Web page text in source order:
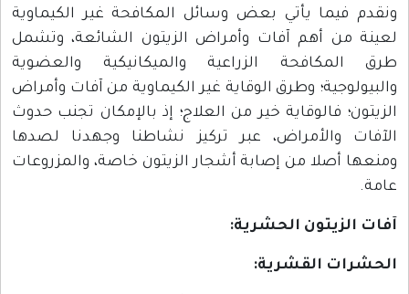
ونقدم فيما يأتي بعض وسائل المكافحة غير الكيماوية
لعينة من أهم آفات وأمراض الزيتون الشائعة، وتشمل
طرق المكافحة الزراعية والميكانيكية والعضوية
والبيولوجية؛ وطرق الوقاية غير الكيماوية من آفات وأمراض
الزيتون؛ فالوقاية خير من العلاج؛ إذ بالإمكان تجنب حدوث
الآفات والأمراض، عبر تركيز نشاطنا وجهدنا لصدها
ومنعها أصلا من إصابة أشجار الزيتون خاصة، والمزروعات
عامة.
آفات الزيتون الحشرية:
الحشرات القشرية: